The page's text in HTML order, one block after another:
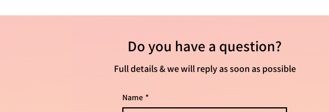
Do you have a question?
Full details & we will reply as soon as possible
Name *